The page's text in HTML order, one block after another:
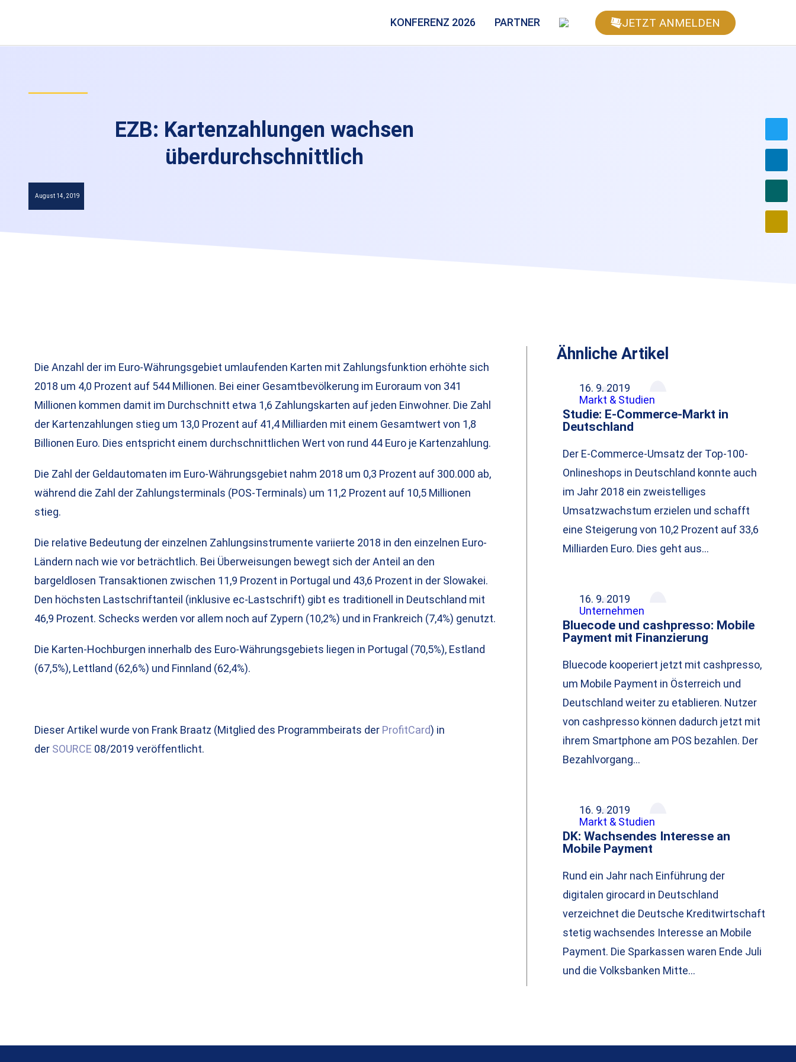
KONFERENZ 2026 PARTNER JETZT ANMELDEN
EZB: Kartenzahlungen wachsen
überdurchschnittlich
August 14, 2019
Die Anzahl der im Euro-Währungsgebiet umlaufenden Karten mit Zahlungsfunktion erhöhte sich
2018 um 4,0 Prozent auf 544 Millionen. Bei einer Gesamtbevölkerung im Euroraum von 341
Millionen kommen damit im Durchschnitt etwa 1,6 Zahlungskarten auf jeden Einwohner. Die Zahl
der Kartenzahlungen stieg um 13,0 Prozent auf 41,4 Milliarden mit einem Gesamtwert von 1,8
Billionen Euro. Dies entspricht einem durchschnittlichen Wert von rund 44 Euro je Kartenzahlung.
Die Zahl der Geldautomaten im Euro-Währungsgebiet nahm 2018 um 0,3 Prozent auf 300.000 ab,
während die Zahl der Zahlungsterminals (POS-Terminals) um 11,2 Prozent auf 10,5 Millionen
stieg.
Die relative Bedeutung der einzelnen Zahlungsinstrumente variierte 2018 in den einzelnen Euro-
Ländern nach wie vor beträchtlich. Bei Überweisungen bewegt sich der Anteil an den
bargeldlosen Transaktionen zwischen 11,9 Prozent in Portugal und 43,6 Prozent in der Slowakei.
Den höchsten Lastschriftanteil (inklusive ec-Lastschrift) gibt es traditionell in Deutschland mit
46,9 Prozent. Schecks werden vor allem noch auf Zypern (10,2%) und in Frankreich (7,4%) genutzt.
Die Karten-Hochburgen innerhalb des Euro-Währungsgebiets liegen in Portugal (70,5%), Estland
(67,5%), Lettland (62,6%) und Finnland (62,4%).
Dieser Artikel wurde von Frank Braatz (Mitglied des Programmbeirats der ProfitCard) in
der SOURCE 08/2019 veröffentlicht.
Ähnliche Artikel
16. 9. 2019
Markt & Studien
Studie: E-Commerce-Markt in
Deutschland
Der E-Commerce-Umsatz der Top-100-
Onlineshops in Deutschland konnte auch
im Jahr 2018 ein zweistelliges
Umsatzwachstum erzielen und schafft
eine Steigerung von 10,2 Prozent auf 33,6
Milliarden Euro. Dies geht aus…
16. 9. 2019
Unternehmen
Bluecode und cashpresso: Mobile
Payment mit Finanzierung
Bluecode kooperiert jetzt mit cashpresso,
um Mobile Payment in Österreich und
Deutschland weiter zu etablieren. Nutzer
von cashpresso können dadurch jetzt mit
ihrem Smartphone am POS bezahlen. Der
Bezahlvorgang…
16. 9. 2019
Markt & Studien
DK: Wachsendes Interesse an
Mobile Payment
Rund ein Jahr nach Einführung der
digitalen girocard in Deutschland
verzeichnet die Deutsche Kreditwirtschaft
stetig wachsendes Interesse an Mobile
Payment. Die Sparkassen waren Ende Juli
und die Volksbanken Mitte…